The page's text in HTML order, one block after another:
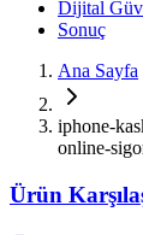
Dijital
Sonuç
Ana Sayfa
iphone-
online-
Ürün